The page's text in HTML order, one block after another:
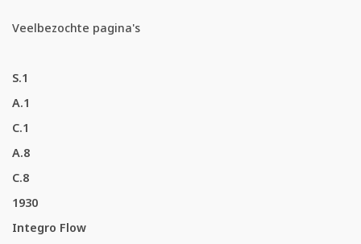
Veelbezochte pagina's
S.1
A.1
C.1
A.8
C.8
1930
Integro Flow